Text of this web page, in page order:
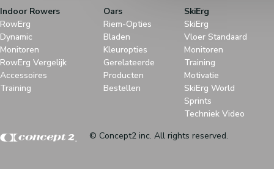
Indoor Rowers
RowErg
Dynamic
Monitoren
RowErg Vergelijk
Accessoires
Training
Oars
Riem-Opties
Bladen
Kleuropties
Gerelateerde
Producten
Bestellen
SkiErg
SkiErg
Vloer Standaard
Monitoren
Training
Motivatie
SkiErg World
Sprints
Techniek Video
© Concept2 inc. All rights reserved.